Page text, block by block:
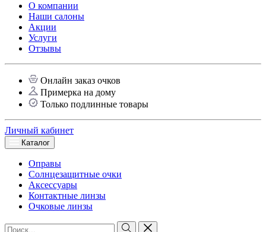
О компании
Наши салоны
Акции
Услуги
Отзывы
Онлайн заказ очков
Примерка на дому
Только подлинные товары
Личный кабинет
Каталог
Оправы
Солнцезащитные очки
Аксессуары
Контактные линзы
Очковые линзы